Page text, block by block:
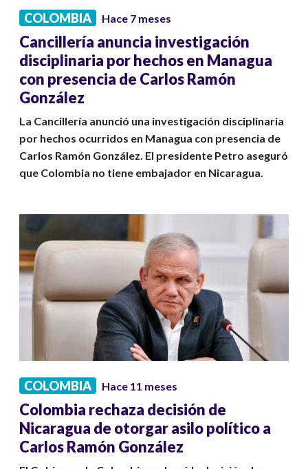
COLOMBIA Hace 7 meses
Cancillería anuncia investigación
disciplinaria por hechos en Managua
con presencia de Carlos Ramón
González
La Cancillería anunció una investigación disciplinaria
por hechos ocurridos en Managua con presencia de
Carlos Ramón González. El presidente Petro aseguró
que Colombia no tiene embajador en Nicaragua.
COLOMBIA Hace 11 meses
Colombia rechaza decisión de
Nicaragua de otorgar asilo político a
Carlos Ramón González